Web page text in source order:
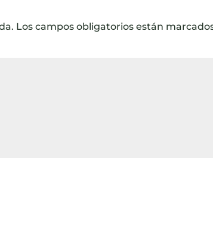
Los campos obligatorios están